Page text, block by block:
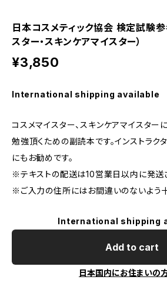
日本コスメティック協会 検定試験
スター・スキンケアマイスター）
¥3,850
International shipping available
コスメマイスター、スキンケアマイスター
勉強頂くための副読本です。インストラク
にもお勧めです。
※テキストの配送は10営業日以内に発送
※ご入力の住所にはお間違いのないよう
International shipping
Add to cart
日本国内にお住まいの